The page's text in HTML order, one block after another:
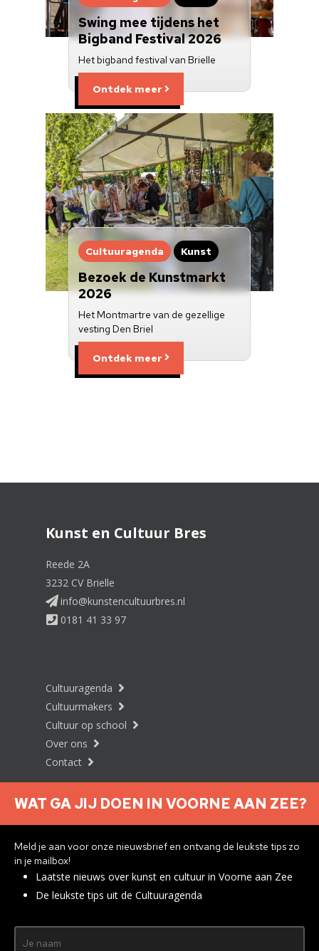
Swing mee tijdens het
Bigband Festival 2026
Het bigband festival van Brielle
Ontdek meer
Cultuuragenda Kunst
Bezoek de Kunstmarkt
2026
Het Montmartre van de gezellige
vesting Den Briel
Ontdek meer
Kunst en Cultuur Bres
Reede 2A
3232 CV Brielle
info@kunstencultuurbres.nl
0181 41 33 97
Cultuuragenda
Cultuurmakers
Cultuur op school
Over ons
Contact
Nieuwsbrief aanmelden
Privacyverklaring
WAT GA JIJ DOEN IN VOORNE AAN ZEE?
Meld je aan voor onze nieuwsbrief en ontvang de leukste tips zo
in je mailbox!
Laatste nieuws over kunst en cultuur in Voorne aan Zee
De leukste tips uit de Cultuuragenda